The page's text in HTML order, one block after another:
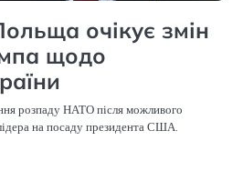
очікує змін
щодо
розпаду НАТО після можливого
на посаду президента США.